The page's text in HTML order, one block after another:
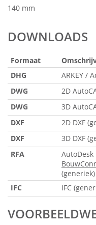
140 mm
DOWNLOADS
Formaat
DHG
ARKEY /
DWG
2D
DWG
3D
DXF
2D DXF
DXF
3D DXF
RFA
(generiek)
IFC
IFC